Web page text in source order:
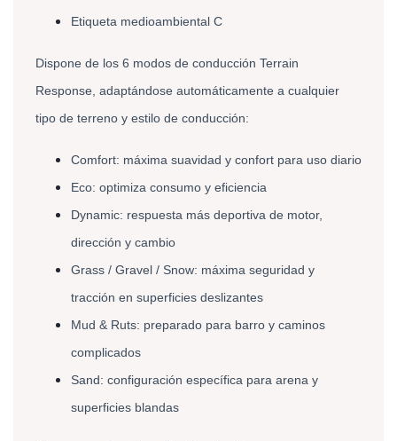
Etiqueta medioambiental C
Dispone de los 6 modos de conducción Terrain
Response, adaptándose automáticamente a cualquier
tipo de terreno y estilo de conducción:
Eco: optimiza consumo y eficiencia
Dynamic: respuesta más deportiva de motor,
dirección y cambio
Grass / Gravel / Snow: máxima seguridad y
tracción en superficies deslizantes
Mud & Ruts: preparado para barro y caminos
complicados
Sand: configuración específica para arena y
superficies blandas